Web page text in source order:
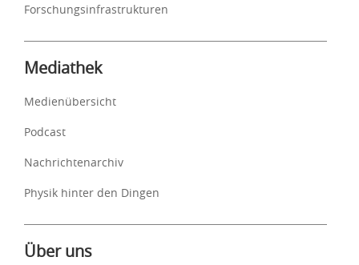
Forschungsinfrastrukturen
Mediathek
Medienübersicht
Podcast
Nachrichtenarchiv
Physik hinter den Dingen
Über uns